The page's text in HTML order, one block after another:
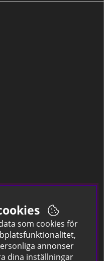
som cookies för
annonser
dina inställningar